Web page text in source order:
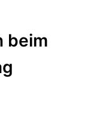
beim